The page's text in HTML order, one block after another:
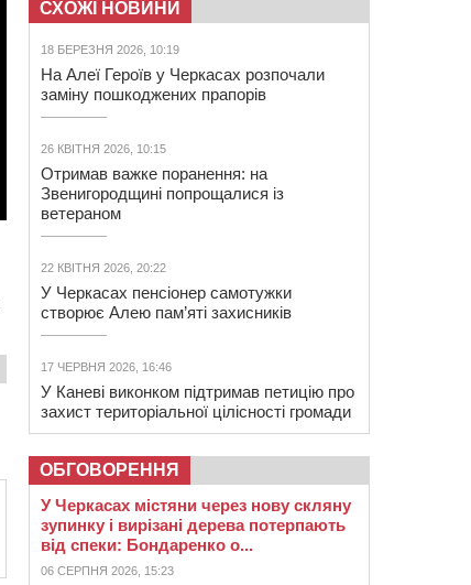
СХОЖІ НОВИНИ
18 БЕРЕЗНЯ 2026, 10:19
На Алеї Героїв у Черкасах розпочали
заміну пошкоджених прапорів
26 КВІТНЯ 2026, 10:15
Отримав важке поранення: на
Звенигородщині попрощалися із
ветераном
22 КВІТНЯ 2026, 20:22
У Черкасах пенсіонер самотужки
створює Алею пам’яті захисників
17 ЧЕРВНЯ 2026, 16:46
У Каневі виконком підтримав петицію про
захист територіальної цілісності громади
ОБГОВОРЕННЯ
У Черкасах містяни через нову скляну
зупинку і вирізані дерева потерпають
від спеки: Бондаренко о...
06 СЕРПНЯ 2026, 15:23